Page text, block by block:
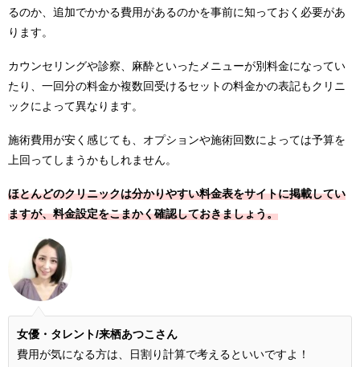
るのか、追加でかかる費用があるのかを事前に知っておく必要があ
ります。
カウンセリングや診察、麻酔といったメニューが別料金になってい
たり、一回分の料金か複数回受けるセットの料金かの表記もクリニ
ックによって異なります。
施術費用が安く感じても、オプションや施術回数によっては予算を
上回ってしまうかもしれません。
ほとんどのクリニックは分かりやすい料金表をサイトに掲載してい
ますが、料金設定をこまかく確認しておきましょう。
女優・タレント/来栖あつこさん
費用が気になる方は、日割り計算で考えるといいですよ！